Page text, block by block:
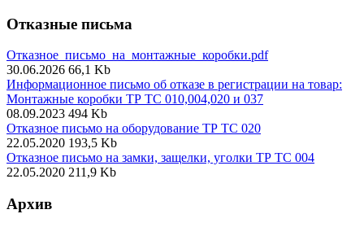
Отказные письма
Отказное_письмо_на_монтажные_коробки.pdf
30.06.2026 66,1 Kb
Информационное письмо об отказе в регистрации на товар:
Монтажные коробки ТР ТС 010,004,020 и 037
08.09.2023 494 Kb
Отказное письмо на оборудование ТР ТС 020
22.05.2020 193,5 Kb
Отказное письмо на замки, защелки, уголки ТР ТС 004
22.05.2020 211,9 Kb
Архив